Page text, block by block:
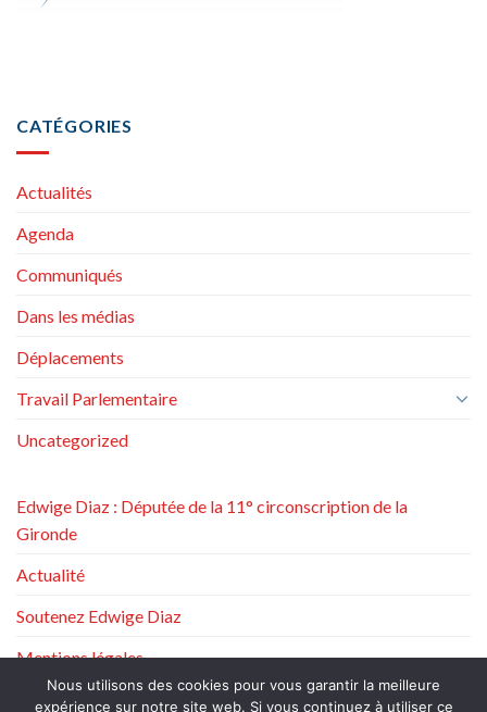
CATÉGORIES
Actualités
Agenda
Communiqués
Dans les médias
Déplacements
Travail Parlementaire
Uncategorized
Edwige Diaz : Députée de la 11° circonscription de la
Gironde
Actualité
Soutenez Edwige Diaz
Mentions légales
Politique de protection des données à caractère personnel
Nous utilisons des cookies pour vous garantir la meilleure
expérience sur notre site web. Si vous continuez à utiliser ce